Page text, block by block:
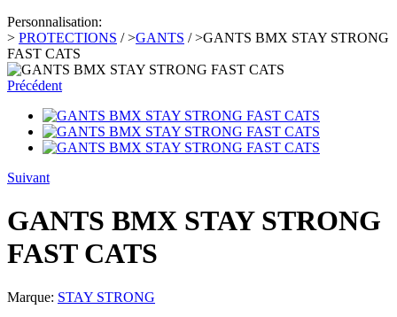
Personnalisation:
> PROTECTIONS />GANTS />GANTS BMX STAY STRONG
FAST CATS
Précédent
Suivant
GANTS BMX STAY STRONG
FAST CATS
Marque: STAY STRONG